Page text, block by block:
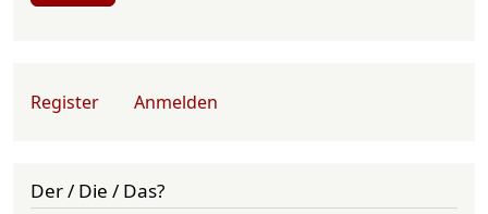
User account menu
Register Anmelden
Der / Die / Das?